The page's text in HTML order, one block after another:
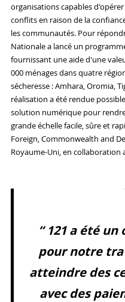
organisations capables
conflits en raison de la
les communautés. Pour
Nationale a lancé un
fournissant une aide d'une
000 ménages dans quatre
sécheresse : Amhara, Oromia,
réalisation a été rendue
solution numérique pour
grande échelle facile, sûre et
Foreign, Commonwealth and
Royaume-Uni, en collaboration
“ 121 a été
pour notre
atteindre des
avec des